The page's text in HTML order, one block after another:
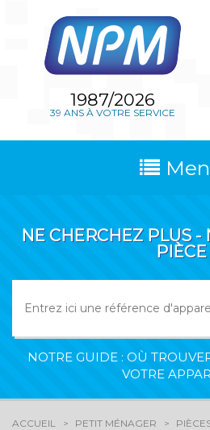
1987/2026
39 ANS À VOTRE SERVICE
NE CHERCHEZ PLUS -
PIÈCE
NOTRE GUIDE : OÙ
VOTRE
ACCUEIL PETIT MÉNAGER